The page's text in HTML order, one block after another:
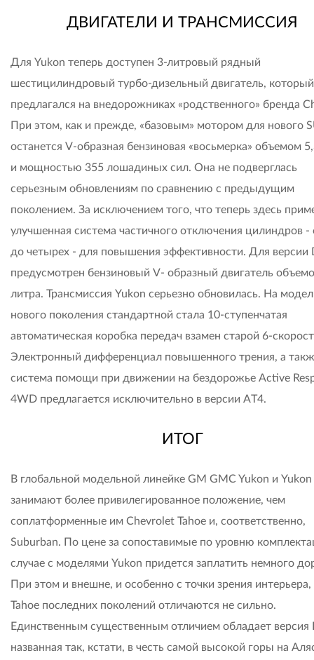
ДВИГАТЕЛИ И ТРАНСМИССИЯ
Для Yukon теперь доступен 3-литровый рядный
шестицилиндровый турбо-дизельный двигатель,
предлагался на внедорожниках «родственного» бренда
При этом, как и прежде, «базовым» мотором для нового
останется V-образная бензиновая «восьмерка» объемом
и мощностью 355 лошадиных сил. Она не подверглась
серьезным обновлениям по сравнению с предыдущим
поколением. За исключением того, что теперь здесь
улучшенная система частичного отключения цилиндров -
до четырех - для повышения эффективности. Для версии
предусмотрен бензиновый V- образный двигатель
литра. Трансмиссия Yukon серьезно обновилась. На
нового поколения стандартной стала 10-ступенчатая
автоматическая коробка передач взамен старой 6-
Электронный дифференциал повышенного трения, а
система помощи при движении на бездорожье Active
4WD предлагается исключительно в версии AT4.
ИТОГ
В глобальной модельной линейке GM GMC Yukon и Yukon
занимают более привилегированное положение, чем
соплатформенные им Chevrolet Tahoe и, соответственно,
Suburban. По цене за сопоставимые по уровню
случае с моделями Yukon придется заплатить немного
При этом и внешне, и особенно с точки зрения интерьера,
Tahoe последних поколений отличаются не сильно.
Единственным существенным отличием обладает версия
названная так, кстати, в честь самой высокой горы на